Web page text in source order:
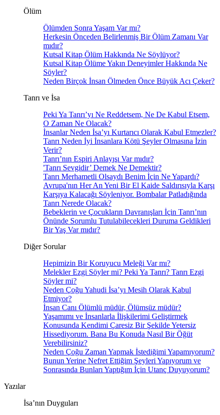
Ölüm
Ölümden Sonra Yaşam Var mı?
Herkesin Önceden Belirlenmiş Bir Ölüm Zamanı Var
mıdır?
Kutsal Kitap Ölüm Hakkında Ne Söylüyor?
Kutsal Kitap Ölüme Yakın Deneyimler Hakkında Ne
Söyler?
Neden Birçok İnsan Ölmeden Önce Büyük Acı Çeker?
Tanrı ve İsa
Peki Ya Tanrı’yı Ne Reddetsem, Ne De Kabul Etsem,
O Zaman Ne Olacak?
İnsanlar Neden İsa’yı Kurtarıcı Olarak Kabul Etmezler?
Tanrı Neden İyi İnsanlara Kötü Şeyler Olmasına İzin
Verir?
Tanrı’nın Espiri Anlayışı Var mıdır?
'Tanrı Sevgidir’ Demek Ne Demektir?
Tanrı Merhametli Olsaydı Benim İçin Ne Yapardı?
Avrupa'nın Her An Yeni Bir El Kaide Saldırısıyla Karşı
Karşıya Kalacağı Söyleniyor. Bombalar Patladığında
Tanrı Nerede Olacak?
Bebeklerin ve Çocukların Davranışları İçin Tanrı’nın
Önünde Sorumlu Tutulabilecekleri Duruma Geldikleri
Bir Yaş Var mıdır?
Diğer Sorular
Hepimizin Bir Koruyucu Meleği Var mı?
Melekler Ezgi Söyler mi? Peki Ya Tanrı? Tanrı Ezgi
Söyler mi?
Neden Çoğu Yahudi İsa’yı Mesih Olarak Kabul
Etmiyor?
İnsan Canı Ölümlü müdür, Ölümsüz müdür?
Yaşamımı ve İnsanlarla İlişkilerimi Geliştirmek
Konusunda Kendimi Çaresiz Bir Şekilde Yetersiz
Hissediyorum. Bana Bu Konuda Nasıl Bir Öğüt
Verebilirsiniz?
Neden Çoğu Zaman Yapmak İstediğimi Yapamıyorum?
Bunun Yerine Nefret Ettiğim Şeyleri Yapıyorum ve
Sonrasında Bunları Yaptığım İçin Utanç Duyuyorum?
Yazılar
İsa’nın Duyguları